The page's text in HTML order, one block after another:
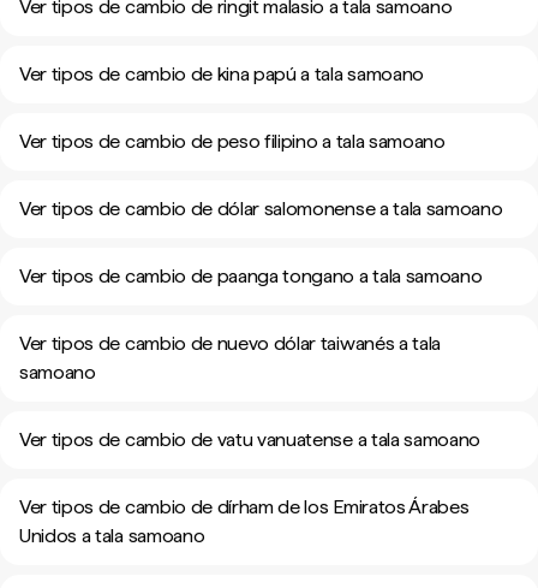
Ver tipos de cambio de ringit malasio a tala samoano
Ver tipos de cambio de kina papú a tala samoano
Ver tipos de cambio de peso filipino a tala samoano
Ver tipos de cambio de dólar salomonense a tala samoano
Ver tipos de cambio de paanga tongano a tala samoano
Ver tipos de cambio de nuevo dólar taiwanés a tala
samoano
Ver tipos de cambio de vatu vanuatense a tala samoano
Ver tipos de cambio de dírham de los Emiratos Árabes
Unidos a tala samoano